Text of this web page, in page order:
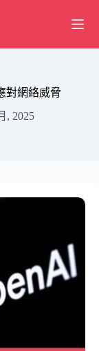
對網絡威脅
, 2025